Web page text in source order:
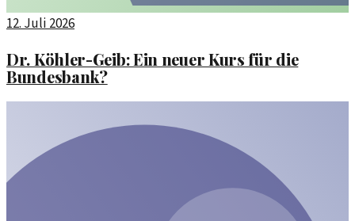
12. Juli 2026
Dr. Köhler-Geib: Ein neuer Kurs für die
Bundesbank?